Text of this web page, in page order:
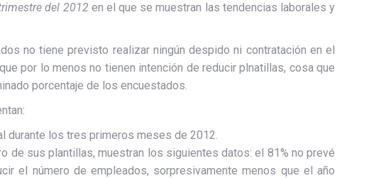
del 2012 en el que se muestran las tendencias laborales y
no tiene previsto realizar ningún despido ni contratación en el
por lo menos no tienen intención de reducir plnatillas, cosa que
porcentaje de los encuestados.
durante los tres primeros meses de 2012.
sus plantillas, muestran los siguientes datos: el 81% no prevé
el número de empleados, sorpresivamente menos que el año